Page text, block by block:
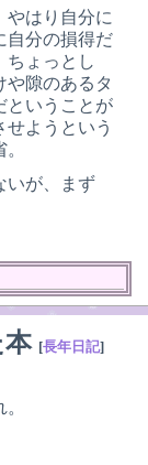
やはり自分に
自分の損得だ
ちょっとし
や隙のあるタ
ということが
ようという
いが、まず
本 [長年日記]